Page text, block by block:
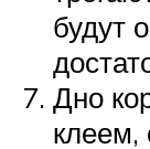
будут
Дно
клеем,